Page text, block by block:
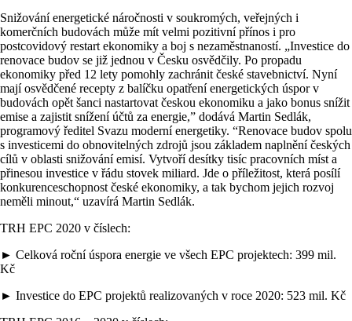
Snižování energetické náročnosti v soukromých, veřejných i
komerčních budovách může mít velmi pozitivní přínos i pro
postcovidový restart ekonomiky a boj s nezaměstnaností. „Investice do
renovace budov se již jednou v Česku osvědčily. Po propadu
ekonomiky před 12 lety pomohly zachránit české stavebnictví. Nyní
mají osvědčené recepty z balíčku opatření energetických úspor v
budovách opět šanci nastartovat českou ekonomiku a jako bonus snížit
emise a zajistit snížení účtů za energie,” dodává Martin Sedlák,
programový ředitel Svazu moderní energetiky. “Renovace budov spolu
s investicemi do obnovitelných zdrojů jsou základem naplnění českých
cílů v oblasti snižování emisí. Vytvoří desítky tisíc pracovních míst a
přinesou investice v řádu stovek miliard. Jde o příležitost, která posílí
konkurenceschopnost české ekonomiky, a tak bychom jejich rozvoj
neměli minout,“ uzavírá Martin Sedlák.
TRH EPC 2020 v číslech:
► Celková roční úspora energie ve všech EPC projektech: 399 mil.
Kč
► Investice do EPC projektů realizovaných v roce 2020: 523 mil. Kč